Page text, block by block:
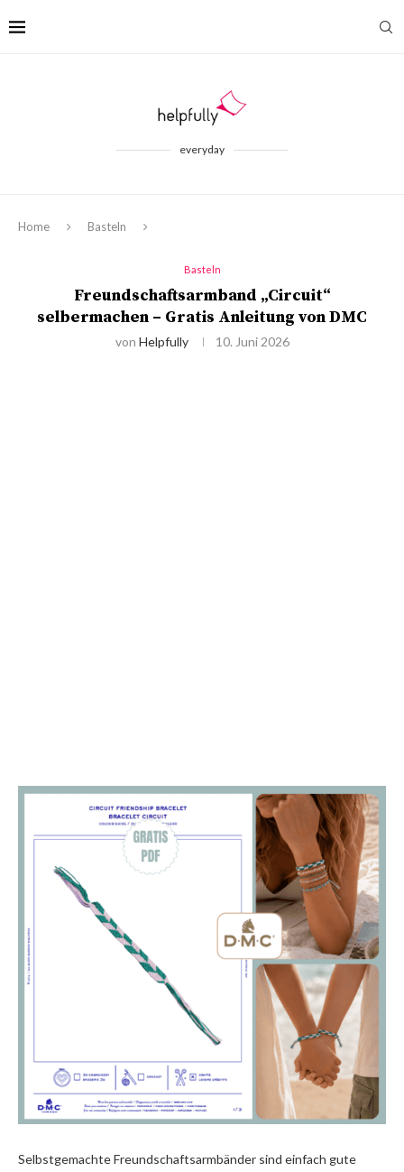
everyday
Home Basteln
Basteln
Freundschaftsarmband „Circuit“
selbermachen – Gratis Anleitung von DMC
von Helpfully 10. Juni 2026
Selbstgemachte Freundschaftsarmbänder sind einfach gute